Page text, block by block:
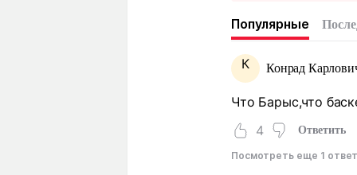
Популярные
К Конрад
Что Барыс,что
4
Ответить
Посмотреть еще 1